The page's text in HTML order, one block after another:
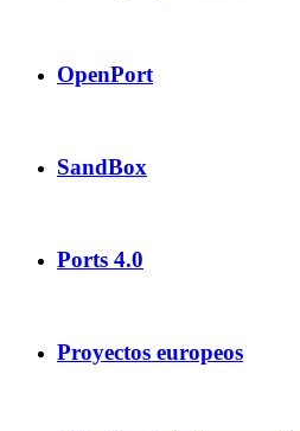
OpenPort
SandBox
Ports 4.0
Proyectos europeos